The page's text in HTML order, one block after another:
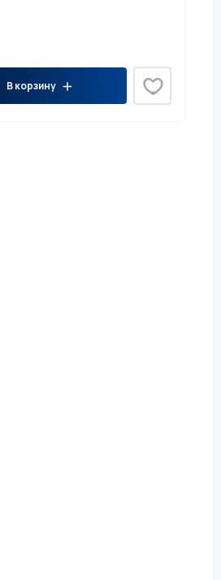
В корзину